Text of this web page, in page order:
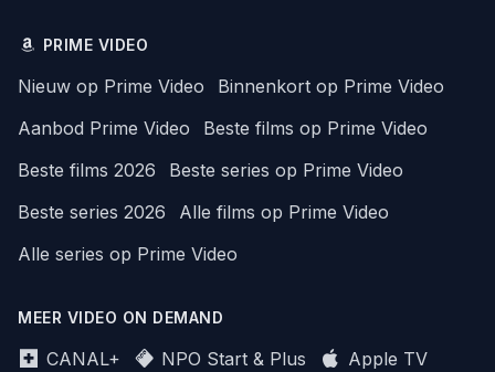
PRIME VIDEO
Nieuw op Prime Video
Binnenkort op Prime Video
Aanbod Prime Video
Beste films op Prime Video
Beste films 2026
Beste series op Prime Video
Beste series 2026
Alle films op Prime Video
Alle series op Prime Video
MEER VIDEO ON DEMAND
CANAL+ NPO Start & Plus
Apple TV